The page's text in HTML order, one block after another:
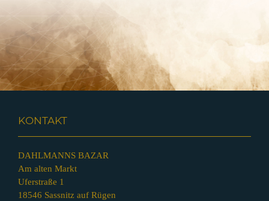
KONTAKT
DAHLMANNS BAZAR
Am alten Markt
Uferstraße 1
18546 Sassnitz auf Rügen